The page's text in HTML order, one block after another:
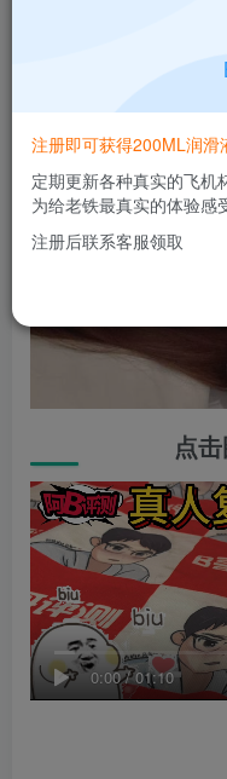
点
0:00/01:10
注册即可获得200ML润滑
定期更新各种真实的飞机
为给老铁最真实的体验
注册后联系客服领取